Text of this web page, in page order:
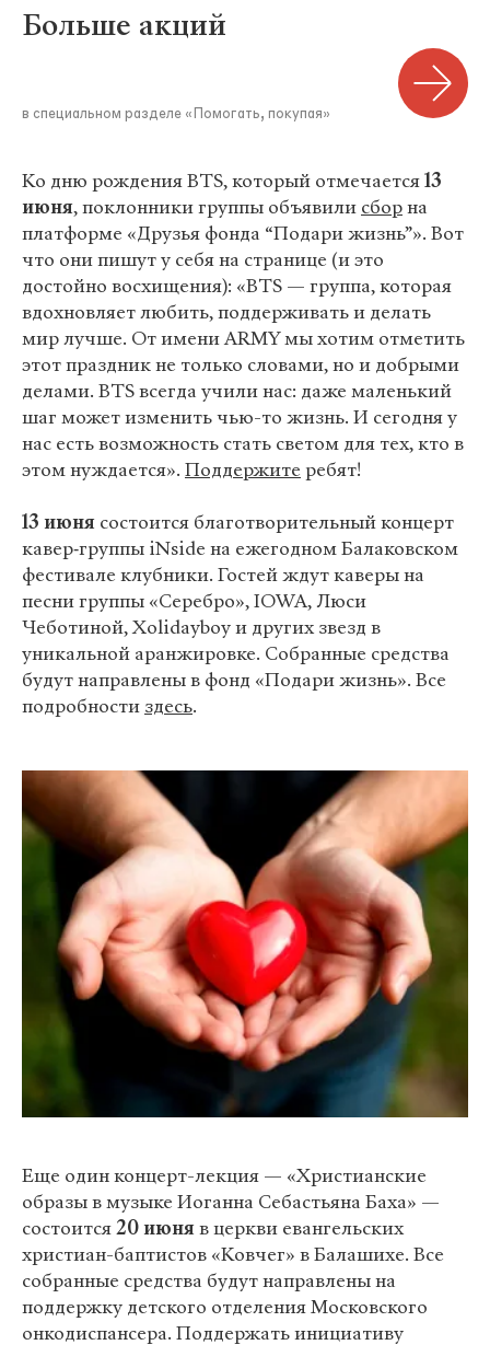
Больше акций
в специальном разделе «Помогать, покупая»
Ко дню рождения BTS, который отмечается13
июня, поклонники группы объявили сборна
платформе «Друзья фонда “Подари жизнь”». Вот
что они пишут у себя на странице (и это
достойно восхищения): «BTS — группа, которая
вдохновляет любить, поддерживать и делать
мир лучше. От имени ARMY мы хотим отметить
этот праздник не только словами, но и добрыми
делами. BTS всегда учили нас: даже маленький
шаг может изменить чью-то жизнь. И сегодня у
нас есть возможность стать светом для тех, кто в
этом нуждается». Поддержите ребят!
13 июня состоится благотворительный концерт
кавер‑группы iNside на ежегодном Балаковском
фестивале клубники. Гостей ждут каверы на
песни группы «Серебро», IOWA, Люси
Чеботиной, Xolidayboy и других звезд в
уникальной аранжировке. Собранные средства
будут направлены в фонд «Подари жизнь». Все
подробности здесь.
Еще один концерт-лекция — «Христианские
образы в музыке Иоганна Себастьяна Баха» —
состоится20 июняв церкви евангельских
христиан-баптистов «Ковчег» в Балашихе. Все
собранные средства будут направлены на
поддержку детского отделения Московского
онкодиспансера. Поддержать инициативу